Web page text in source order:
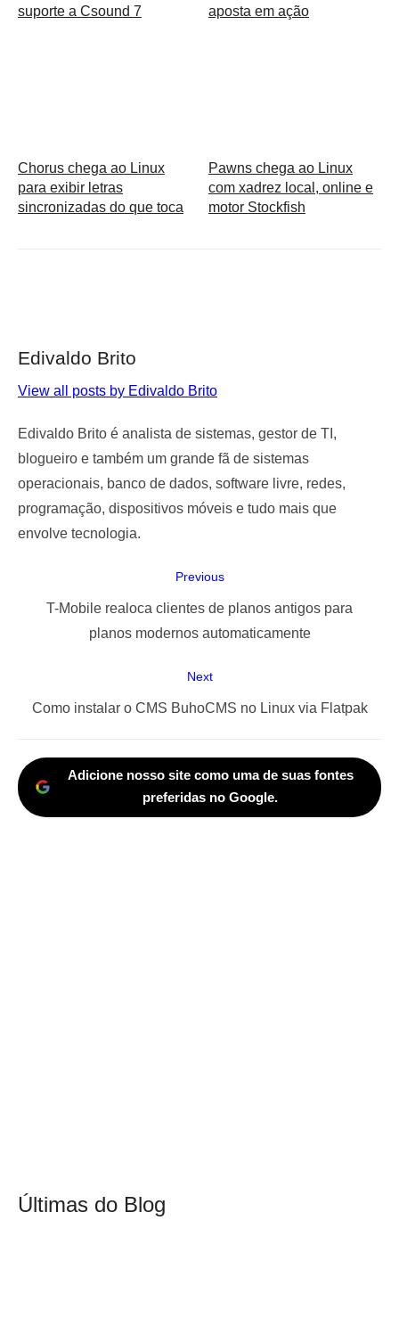
suporte a Csound 7 aposta em ação
Chorus chega ao Linux
para exibir letras
sincronizadas do que toca
Pawns chega ao Linux
com xadrez local, online e
motor Stockfish
Edivaldo Brito
View all posts by Edivaldo Brito
Edivaldo Brito é analista de sistemas, gestor de TI,
blogueiro e também um grande fã de sistemas
operacionais, banco de dados, software livre, redes,
programação, dispositivos móveis e tudo mais que
envolve tecnologia.
Previous
Previous
T-Mobile realoca clientes de planos antigos para
planos modernos automaticamente
Next
Next
Como instalar o CMS BuhoCMS no Linux via Flatpak
Adicione nosso site como uma de suas fontes
preferidas no Google.
Últimas do Blog